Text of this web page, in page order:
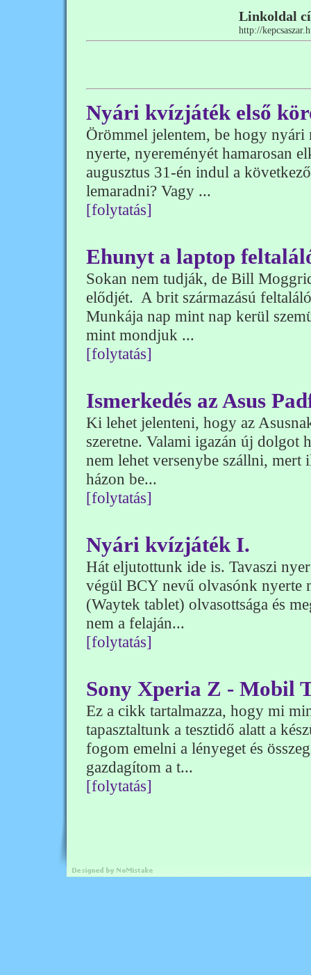
Linkoldal
http://
Nyári kvízjáték első
Örömmel jelentem, be hogy nyári
nyerte, nyereményét hamarosan
augusztus 31-én indul a
lemaradni? Vagy ...
[folytatás]
Ehunyt a laptop
Sokan nem tudják, de Bill
elődjét. A brit származású
Munkája nap mint nap kerül
mint mondjuk ...
[folytatás]
Ismerkedés az Asus
Ki lehet jelenteni, hogy az
szeretne. Valami igazán új dolgot
nem lehet versenybe szállni, mert
házon be...
[folytatás]
Nyári kvízjáték I.
Hát eljutottunk ide is. Tavaszi
végül BCY nevű olvasónk nyerte
(Waytek tablet) olvasottsága és
nem a felaján...
[folytatás]
Sony Xperia Z - Mobil
Ez a cikk tartalmazza, hogy mi
tapasztaltunk a tesztidő alatt a
fogom emelni a lényeget és
gazdagítom a t...
[folytatás]